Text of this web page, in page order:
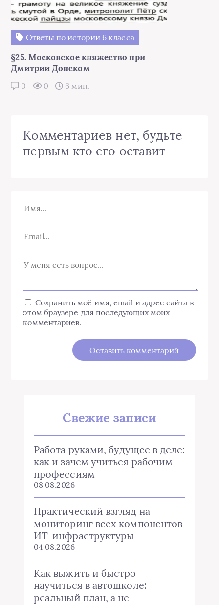
Ответы по истории 6 класса
§25. Московское княжество при
Дмитрии Донском
0 0 6 мин.
Комментариев нет, будьте
первым кто его оставит
Сохранить моё имя, email и адрес сайта в
этом браузере для последующих моих
комментариев.
Свежие записи
Работа руками, будущее в деле:
как и зачем учиться рабочим
профессиям
08.08.2026
Практический взгляд на
мониторинг всех компонентов
ИТ-инфраструктуры
04.08.2026
Как выжить и быстро
научиться в автошколе:
реальный план, а не